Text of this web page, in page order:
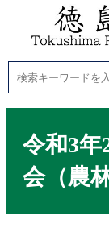
令和3年
会（農